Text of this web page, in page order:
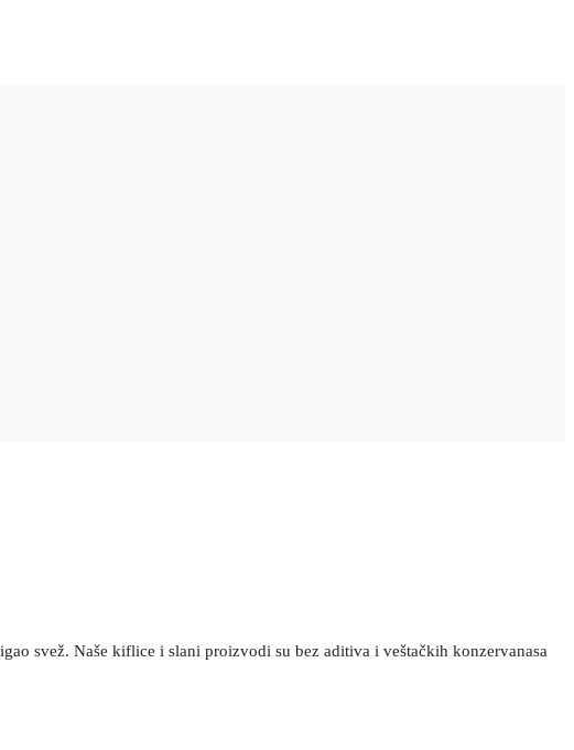
svež. Naše kiflice i slani proizvodi su bez aditiva i veštačkih konzervanasa